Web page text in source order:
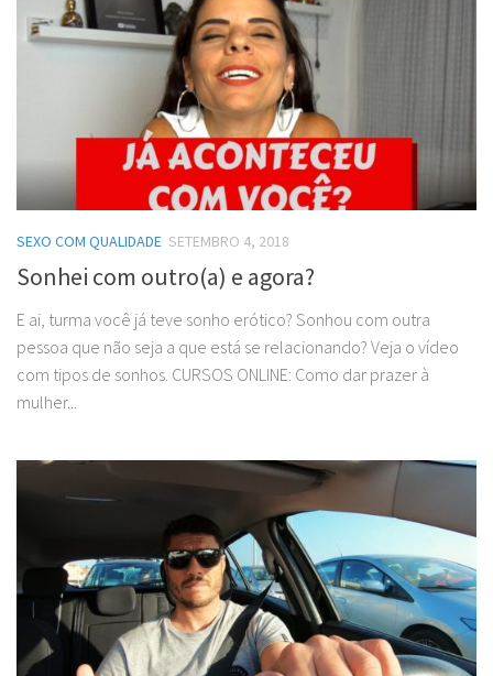
SEXO COM QUALIDADE SETEMBRO 4, 2018
Sonhei com outro(a) e agora?
E ai, turma você já teve sonho erótico? Sonhou com outra
pessoa que não seja a que está se relacionando? Veja o vídeo
com tipos de sonhos. CURSOS ONLINE: Como dar prazer à
mulher...